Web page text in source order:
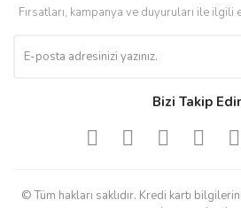
Fırsatları, kampanya ve duyuruları ile
Bizi Takip
© Tüm hakları saklıdır. Kredi kartı